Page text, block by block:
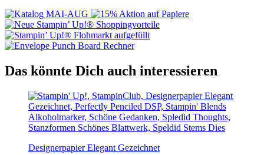
Das könnte Dich auch interessieren
Designerpapier Elegant Gezeichnet